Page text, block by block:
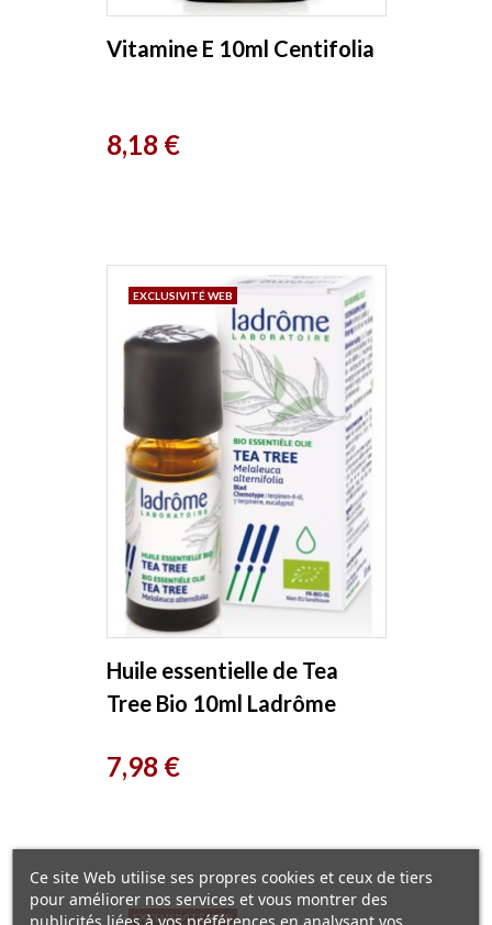
Vitamine E 10ml Centifolia
Prix
8,18 €
Huile essentielle de Tea
Tree Bio 10ml Ladrôme
Prix
7,98 €
EXCLUSIVITÉ WEB
EXCLUSIVITÉ WEB
Ce site Web utilise ses propres cookies et ceux de tiers
pour améliorer nos services et vous montrer des
publicités liées à vos préférences en analysant vos